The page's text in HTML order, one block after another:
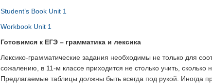
Student’s Book Unit 1
Workbook Unit 1
Готовимся к ЕГЭ – грамматика и лексика
Лексико-грамматические задания необходимы не только для
сожалению, в 11-м классе приходится не столько учить,
Предлагаемые таблицы должны быть всегда под рукой. Иногда